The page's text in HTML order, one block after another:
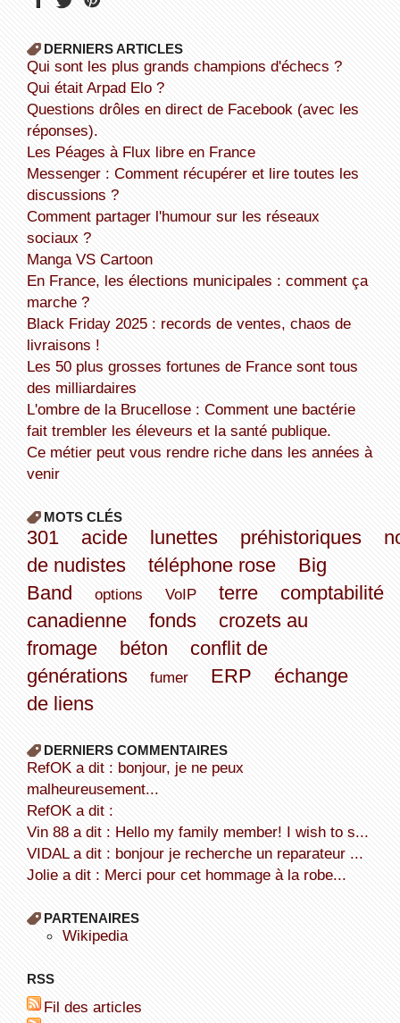
DERNIERS ARTICLES
Qui sont les plus grands champions d'échecs ?
Qui était Arpad Elo ?
Questions drôles en direct de Facebook (avec les
réponses).
Les Péages à Flux libre en France
Messenger : Comment récupérer et lire toutes les
discussions ?
Comment partager l'humour sur les réseaux
sociaux ?
Manga VS Cartoon
En France, les élections municipales : comment ça
marche ?
Black Friday 2025 : records de ventes, chaos de
livraisons !
Les 50 plus grosses fortunes de France sont tous
des milliardaires
L'ombre de la Brucellose : Comment une bactérie
fait trembler les éleveurs et la santé publique.
Ce métier peut vous rendre riche dans les années à
venir
MOTS CLÉS
301 acide lunettes préhistoriques
de nudistes
téléphone rose
Big
Band
options VoIP terre
comptabilité
canadienne
fonds
crozets au
fromage
béton
conflit de
générations
fumer ERP
échange
de liens
DERNIERS COMMENTAIRES
refOK a dit : bonjour, je ne peux
malheureusement...
refOK a dit :
Vin 88 a dit : Hello my family member! I wish to s...
VIDAL a dit : bonjour je recherche un reparateur ...
Jolie a dit : Merci pour cet hommage à la robe...
PARTENAIRES
wikipedia
RSS
Fil des articles